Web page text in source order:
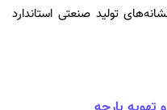
تولید صنعتی استاندارد